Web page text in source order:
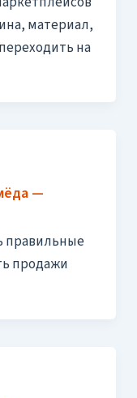
материал,
на
—
правильные
продажи